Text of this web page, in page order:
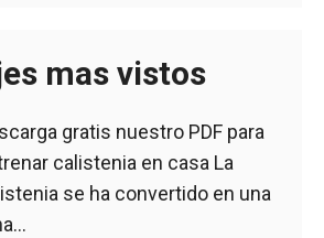
mas vistos
gratis nuestro PDF para
calistenia en casa La
se ha convertido en una